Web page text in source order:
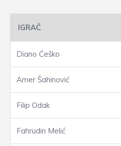
IGRAČ
Diano Ćeško
Amer Šahinović
Filip Odak
Fahrudin Melić